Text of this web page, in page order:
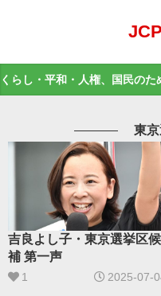
くらし・平和・人権、国民の
東
吉良よし子・東京選挙区候
補 第一声
1 2025-07-